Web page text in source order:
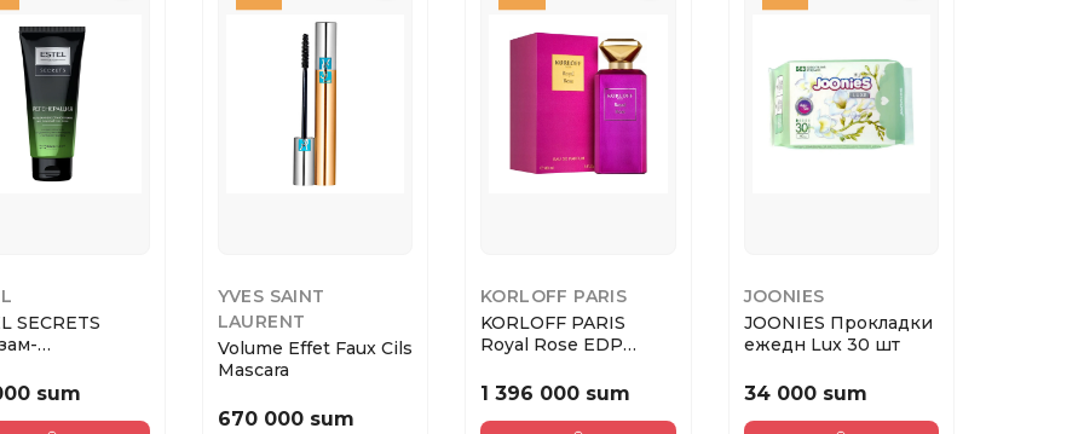
SECRETS
sum
YVES SAINT
LAURENT
Volume Effet Faux Cils
Mascara
670 000 sum
KORLOFF PARIS
KORLOFF PARIS
Royal Rose EDP
Classi...
1 396 000 sum
JOONIES
JOONIES Прокладки
ежедн Lux 30 шт
34 000 sum